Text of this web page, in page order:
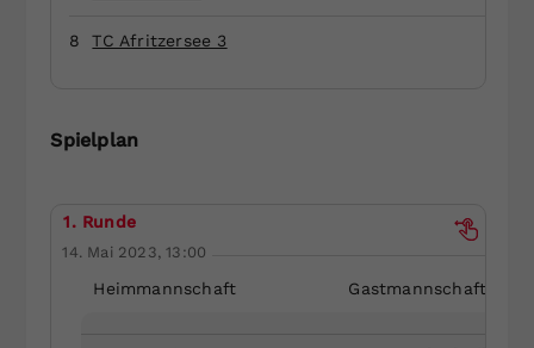
8 TC Afritzersee 3
Spielplan
1. Runde
14. Mai 2023, 13:00
Heimmannschaft Gastmannschaft
Einstellungen. Unter anderem eine